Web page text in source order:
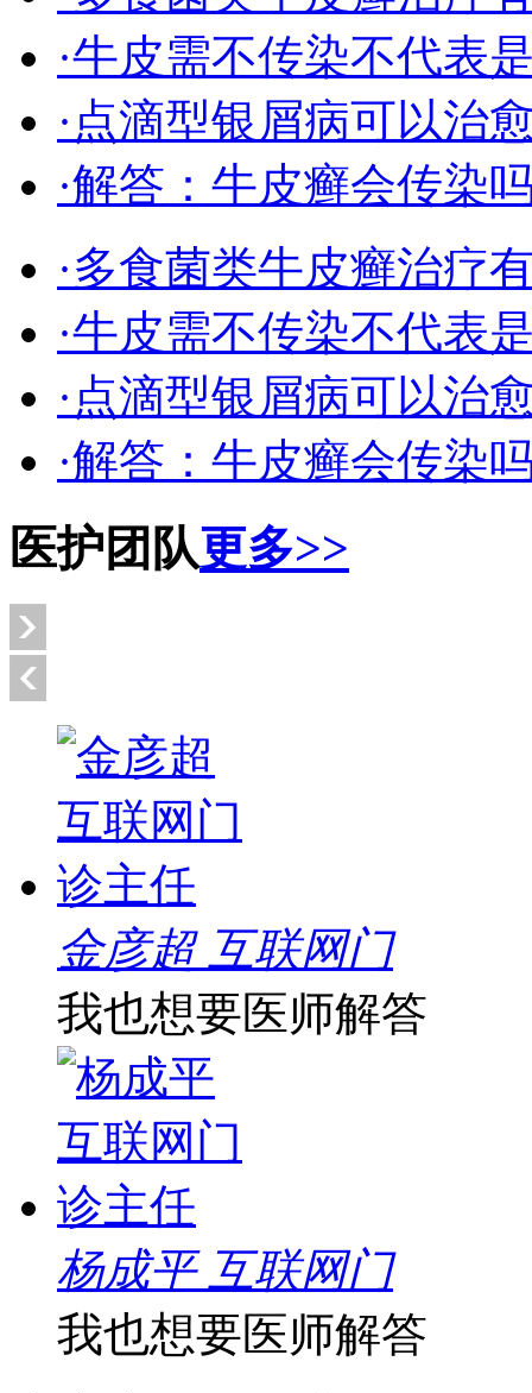
·牛皮需不传染不代表
·点滴型银屑病可以治
·解答：牛皮癣会传染
·多食菌类牛皮癣治疗
·牛皮需不传染不代表
·点滴型银屑病可以治
·解答：牛皮癣会传染
医护团队更多>>
金彦超 互联网门
我也想要医师解答
杨成平 互联网门
我也想要医师解答